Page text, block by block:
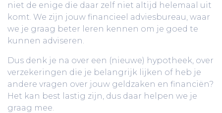
niet de enige die daar zelf niet altijd helemaal uit
komt. We zijn jouw financieel adviesbureau, waar
we je graag beter leren kennen om je goed te
kunnen adviseren.
Dus denk je na over een (nieuwe) hypotheek, over
verzekeringen die je belangrijk lijken of heb je
andere vragen over jouw geldzaken en financiën?
Het kan best lastig zijn, dus daar helpen we je
graag mee.